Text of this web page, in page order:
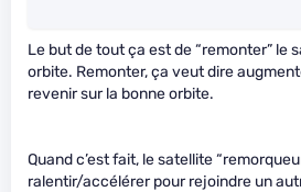
Le but de tout ça est de “remonter” le
orbite. Remonter, ça veut dire
revenir sur la bonne orbite.
Quand c’est fait, le satellite
ralentir/accélérer pour rejoindre un